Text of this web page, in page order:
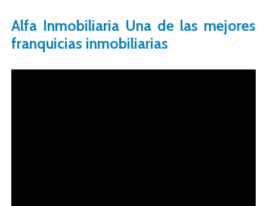
Alfa Inmobiliaria Una de las mejores
franquicias inmobiliarias